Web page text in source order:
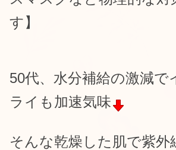
す】
50代、水分補給の激減で
ライも加速気味
そんな乾燥した肌で紫外